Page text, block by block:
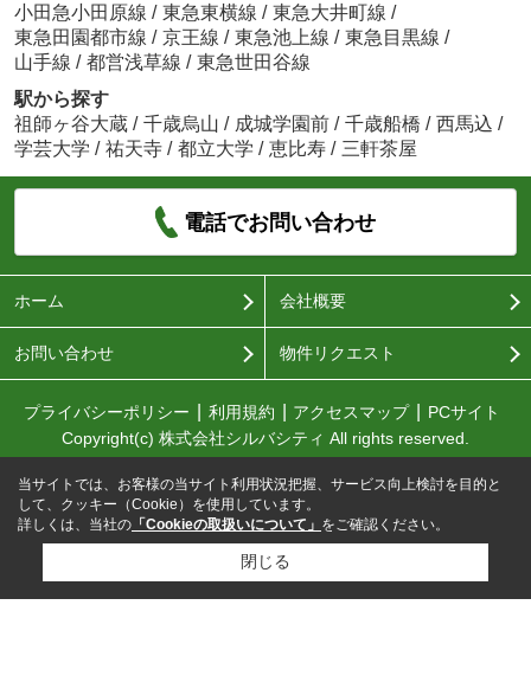
小田急小田原線 / 東急東横線 / 東急大井町線 /
東急田園都市線 / 京王線 / 東急池上線 / 東急目黒線 /
山手線 / 都営浅草線 / 東急世田谷線
駅から探す
祖師ヶ谷大蔵 / 千歳烏山 / 成城学園前 / 千歳船橋 / 西馬込 /
学芸大学 / 祐天寺 / 都立大学 / 恵比寿 / 三軒茶屋
電話でお問い合わせ
ホーム 会社概要
お問い合わせ 物件リクエスト
プライバシーポリシー 利用規約 アクセスマップ
PCサイト
Copyright(c) 株式会社シルバシティ All rights reserved.
当サイトでは、お客様の当サイト利用状況把握、サービス向上検討を目的と
して、クッキー（Cookie）を使用しています。
詳しくは、当社の 「Cookieの取扱いについて」 をご確認ください。
閉じる